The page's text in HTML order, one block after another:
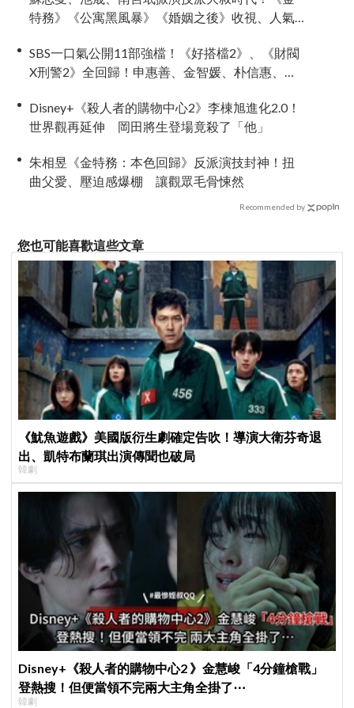
特務》《公寓黑風暴》《婚姻之後》收視、人氣
SBS一口氣公開11部強檔！《好搭檔2》、《財閥
X刑警2》全回歸！申惠善、金智媛、朴信惠、金
Disney+《殺人者的購物中心2》李棟旭進化2.0！
世界觀再延伸 岡田將生登場竟殺了「他」
朱相昱《金特務：本色回歸》反派演技封神！扭
曲父愛、壓迫感爆棚 讓觀眾毛骨悚然
Recommended by
您也可能喜歡這些文章
《魷魚遊戲》美國版衍生劇確定告吹！導演大衛芬奇退
出、凱特布蘭琪出演傳聞也破局
韓劇
Disney+《殺人者的購物中心2 》金慧峻「4分鐘槍戰」
登熱搜！但便當領不完兩大主角全掛了⋯
韓劇